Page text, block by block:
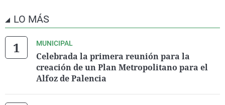
LO MÁS
MUNICIPAL
Celebrada la primera reunión para la
creación de un Plan Metropolitano para el
Alfoz de Palencia